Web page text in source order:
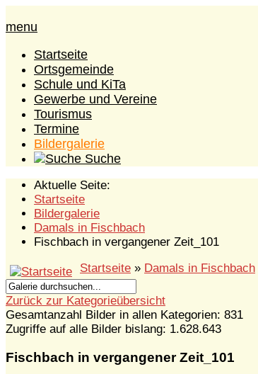
menu
Startseite
Ortsgemeinde
Schule und KiTa
Gewerbe und Vereine
Tourismus
Termine
Bildergalerie
Suche
Aktuelle Seite:
Startseite
Bildergalerie
Damals in Fischbach
Fischbach in vergangener Zeit_101
Startseite » Damals in Fischbach
Zurück zur Kategorieübersicht
Gesamtanzahl Bilder in allen Kategorien: 831
Zugriffe auf alle Bilder bislang: 1.628.643
Fischbach in vergangener Zeit_101